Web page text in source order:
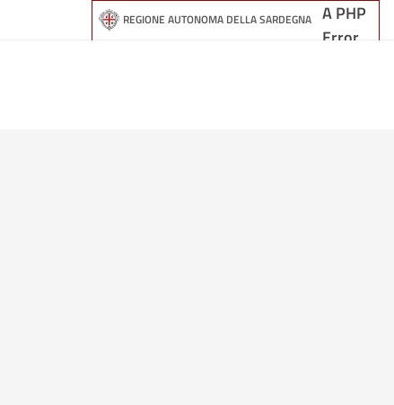
REGIONE AUTONOMA DELLA SARDEGNA
A PHP
Error